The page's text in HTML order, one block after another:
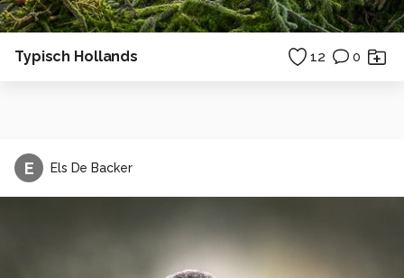
Typisch Hollands 12 0
E Els De Backer